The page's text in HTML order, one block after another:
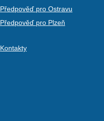
Předpověď pro Ostravu
Předpověď pro Plzeň
Kontakty